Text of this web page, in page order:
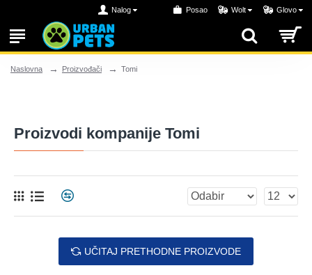
Nalog Posao Wolt Glovo
Naslovna Proizvođači Tomi
Proizvodi kompanije Tomi
UČITAJ PRETHODNE PROIZVODE